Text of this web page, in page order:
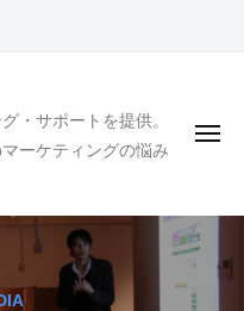
・サポートを提供。
ーケティングの悩み
メ